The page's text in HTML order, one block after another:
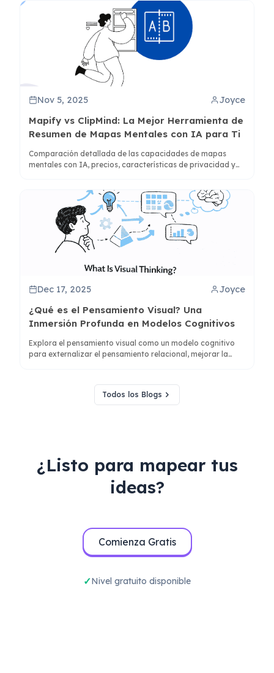
información y flujo de trabajo creativo.
Nov 5, 2025 Joyce
Mapify vs ClipMind: La Mejor Herramienta de
Resumen de Mapas Mentales con IA para Ti
Comparación detallada de las capacidades de mapas
mentales con IA, precios, características de privacidad y
Dec 17, 2025 Joyce
¿Qué es el Pensamiento Visual? Una
Inmersión Profunda en Modelos Cognitivos
Explora el pensamiento visual como un modelo cognitivo
para externalizar el pensamiento relacional, mejorar la
Todos los Blogs
¿Listo para mapear tus
ideas?
Comienza Gratis
Nivel gratuito disponible